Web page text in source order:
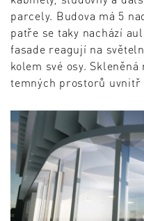
parcely. Budova má 5
patře se taky nachází
fasade reagují na
kolem své osy.
temných prostorů uvnitř